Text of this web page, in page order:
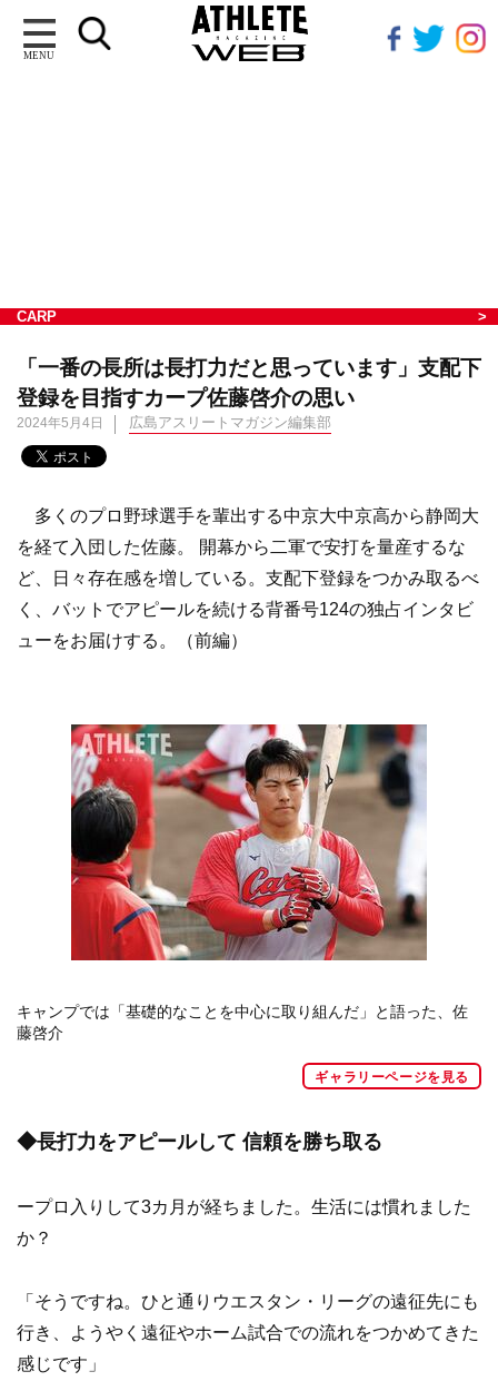
MENU
CARP
「一番の長所は長打力だと思っています」支配下
登録を目指すカープ佐藤啓介の思い
2024年5月4日 広島アスリートマガジン編集部
多くのプロ野球選手を輩出する中京大中京高から静岡大
を経て入団した佐藤。 開幕から二軍で安打を量産するな
ど、日々存在感を増している。支配下登録をつかみ取るべ
く、バットでアピールを続ける背番号124の独占インタビ
ューをお届けする。（前編）
キャンプでは「基礎的なことを中心に取り組んだ」と語った、佐
藤啓介
ギャラリーページを見る
◆長打力をアピールして 信頼を勝ち取る
ープロ入りして3カ月が経ちました。生活には慣れました
か？
「そうですね。ひと通りウエスタン・リーグの遠征先にも
行き、ようやく遠征やホーム試合での流れをつかめてきた
感じです」